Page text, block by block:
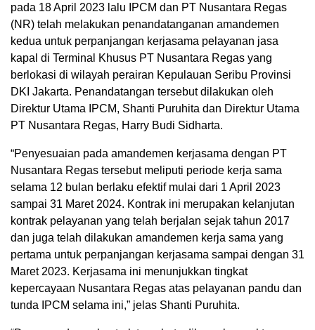
pada 18 April 2023 lalu IPCM dan PT Nusantara Regas
(NR) telah melakukan penandatanganan amandemen
kedua untuk perpanjangan kerjasama pelayanan jasa
kapal di Terminal Khusus PT Nusantara Regas yang
berlokasi di wilayah perairan Kepulauan Seribu Provinsi
DKI Jakarta. Penandatangan tersebut dilakukan oleh
Direktur Utama IPCM, Shanti Puruhita dan Direktur Utama
PT Nusantara Regas, Harry Budi Sidharta.
“Penyesuaian pada amandemen kerjasama dengan PT
Nusantara Regas tersebut meliputi periode kerja sama
selama 12 bulan berlaku efektif mulai dari 1 April 2023
sampai 31 Maret 2024. Kontrak ini merupakan kelanjutan
kontrak pelayanan yang telah berjalan sejak tahun 2017
dan juga telah dilakukan amandemen kerja sama yang
pertama untuk perpanjangan kerjasama sampai dengan 31
Maret 2023. Kerjasama ini menunjukkan tingkat
kepercayaan Nusantara Regas atas pelayanan pandu dan
tunda IPCM selama ini,” jelas Shanti Puruhita.